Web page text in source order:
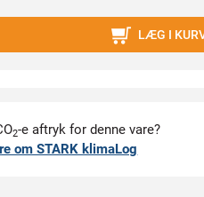
LÆG I
2-e aftryk for denne vare?
om STARK klimaLog